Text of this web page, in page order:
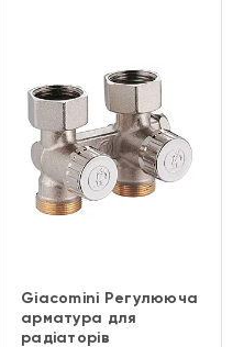
Giacomini Регулююча
арматура для
радіаторів